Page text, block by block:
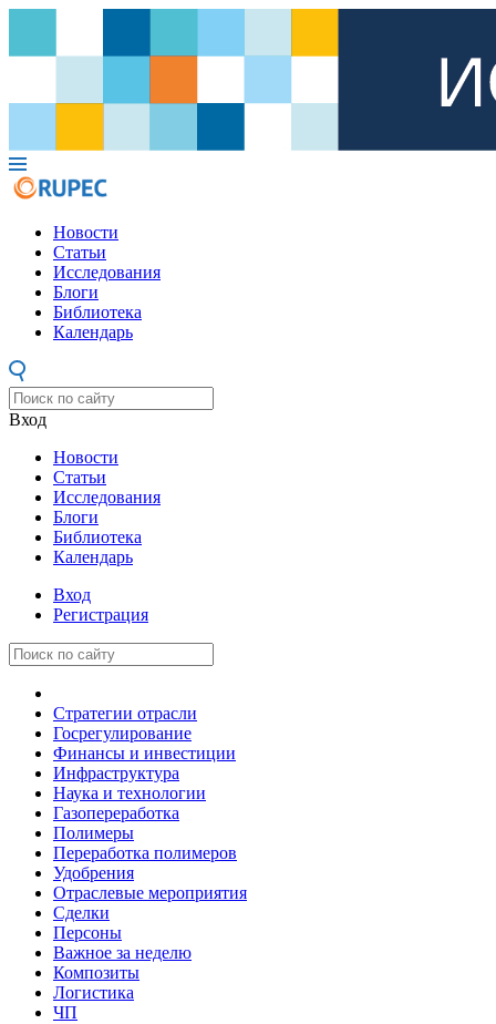
Новости
Статьи
Исследования
Блоги
Библиотека
Календарь
Вход
Новости
Статьи
Исследования
Блоги
Библиотека
Календарь
Вход
Регистрация
Стратегии отрасли
Госрегулирование
Финансы и инвестиции
Инфраструктура
Наука и технологии
Газопереработка
Полимеры
Переработка полимеров
Удобрения
Отраслевые мероприятия
Сделки
Персоны
Важное за неделю
Композиты
Логистика
ЧП